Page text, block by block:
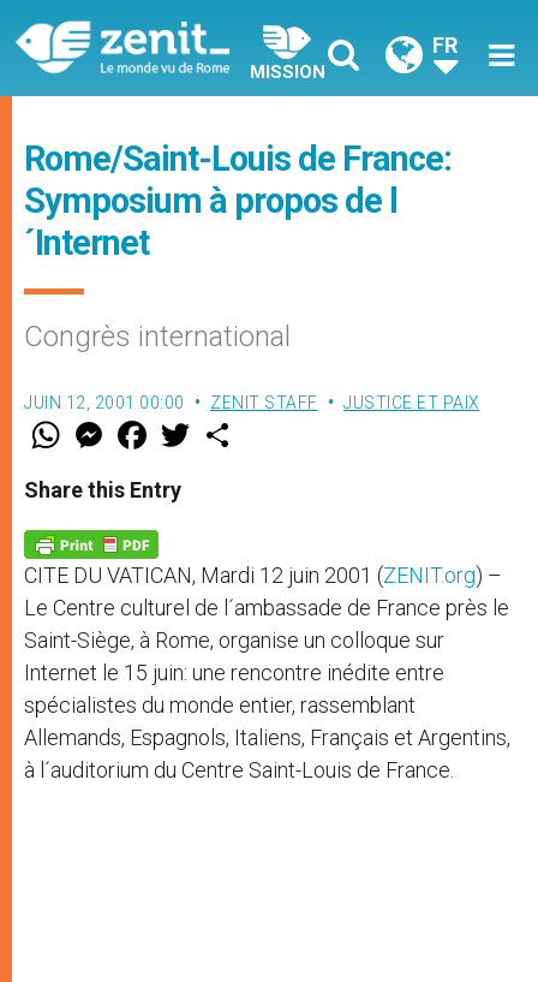
MISSION
FR
Rome/Saint-Louis de France:
Symposium à propos de l
´Internet
Congrès international
JUIN 12, 2001 00:00 ZENIT STAFF JUSTICE ET PAIX
W
t
s
p
p
M
e
s
e
g
e
r
F
a
e
b
o
k
w
Share this Entry
CITE DU VATICAN, Mardi 12 juin 2001 (ZENIT.org) –
Le Centre culturel de l´ambassade de France près le
Saint-Siège, à Rome, organise un colloque sur
Internet le 15 juin: une rencontre inédite entre
spécialistes du monde entier, rassemblant
Allemands, Espagnols, Italiens, Français et Argentins,
à l´auditorium du Centre Saint-Louis de France.